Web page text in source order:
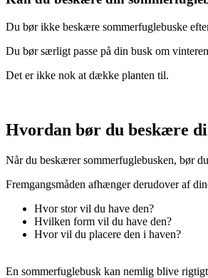
Du bør ikke beskære sommerfuglebuske
Du bør særligt passe på din busk om
Det er ikke nok at dække planten til.
Hvordan bør du beskære
Når du beskærer sommerfuglebusken, bør
Fremgangsmåden afhænger derudover af
Hvor stor vil du have den?
Hvilken form vil du have den?
Hvor vil du placere den i haven?
En sommerfuglebusk kan nemlig blive